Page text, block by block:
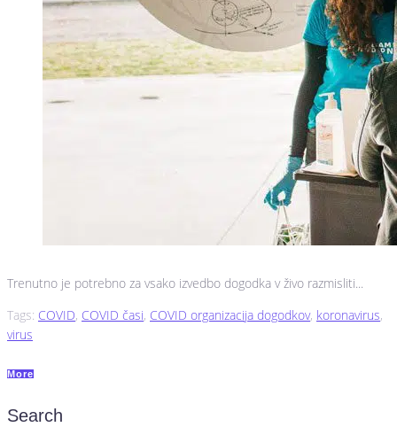
Trenutno je potrebno za vsako izvedbo dogodka v živo razmisliti...
Tags: COVID, COVID časi, COVID organizacija dogodkov, koronavirus,
virus
More
Search